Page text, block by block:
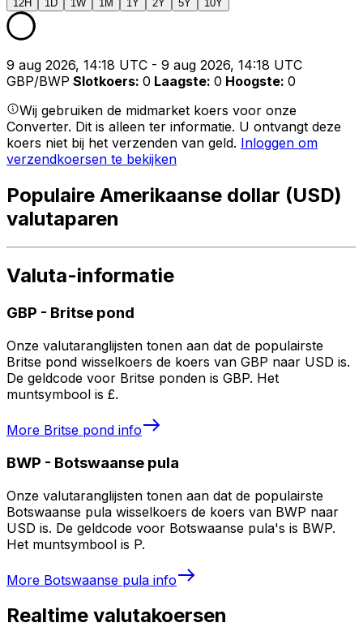
12H 1D 1W 1M 1Y 2Y 5Y 10Y
9 aug 2026, 14:18 UTC - 9 aug 2026, 14:18 UTC
GBP/BWP Slotkoers: 0 Laagste: 0 Hoogste: 0
Wij gebruiken de midmarket koers voor onze
Converter. Dit is alleen ter informatie. U ontvangt deze
koers niet bij het verzenden van geld. Inloggen om
verzendkoersen te bekijken
Populaire Amerikaanse dollar (USD)
valutaparen
Valuta-informatie
GBP - Britse pond
Onze valutaranglijsten tonen aan dat de populairste
Britse pond wisselkoers de koers van GBP naar USD is.
De geldcode voor Britse ponden is GBP. Het
muntsymbool is £.
More Britse pond info
BWP - Botswaanse pula
Onze valutaranglijsten tonen aan dat de populairste
Botswaanse pula wisselkoers de koers van BWP naar
USD is. De geldcode voor Botswaanse pula's is BWP.
Het muntsymbool is P.
More Botswaanse pula info
Realtime valutakoersen